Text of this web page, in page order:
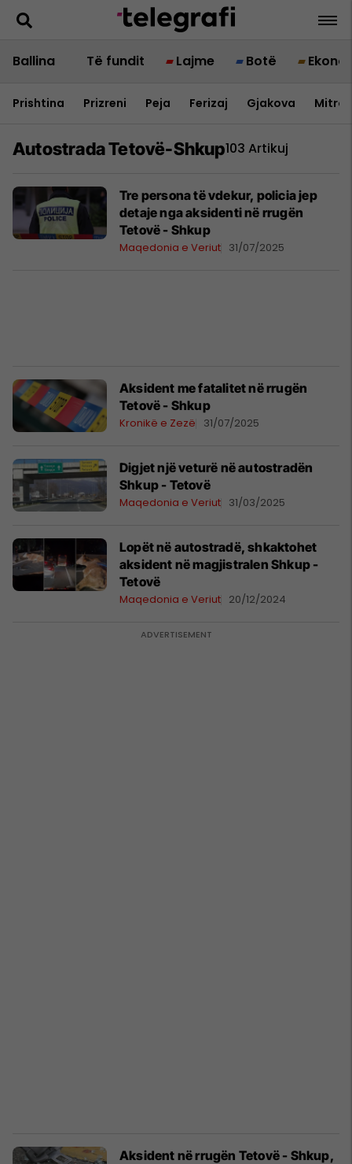
Ballina Të fundit Lajme Botë
Prishtina Prizreni Peja Ferizaj Gjakova
Autostrada Tetovë-Shkup103 Artikuj
Tre persona të vdekur, policia jep
detaje nga aksidenti në rrugën
Tetovë - Shkup
Maqedonia e Veriut 31/07/2025
Aksident me fatalitet në rrugën
Tetovë - Shkup
Kronikë e Zezë 31/07/2025
Digjet një veturë në autostradën
Shkup - Tetovë
Maqedonia e Veriut 31/03/2025
Lopët në autostradë, shkaktohet
aksident në magjistralen Shkup -
Tetovë
Maqedonia e Veriut 20/12/2024
Aksident në rrugën Tetovë - Shkup,